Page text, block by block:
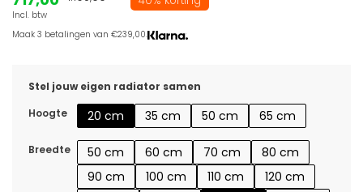
Incl. btw
Maak 3 betalingen van €239,00.
Stel jouw eigen radiator samen
Hoogte
20 cm 35 cm 50 cm 65 cm
Breedte 50 cm 60 cm 70 cm
80 cm
90 cm
100 cm 110 cm
120 cm